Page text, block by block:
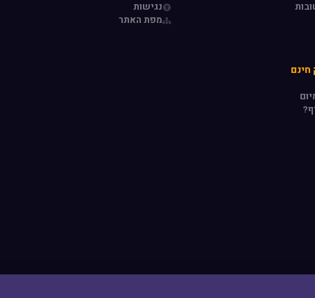
נגישות
מפת האתר